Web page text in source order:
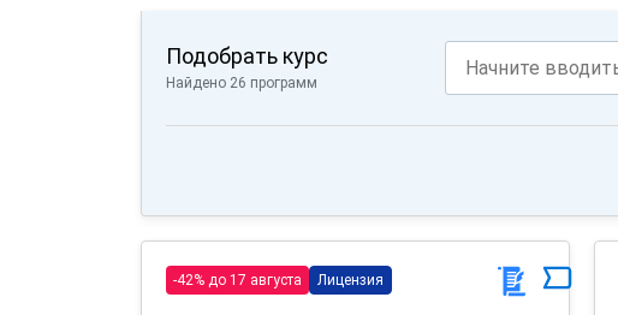
Подобрать курс
Найдено 26 программ
-42% до 17 августа Лицензия